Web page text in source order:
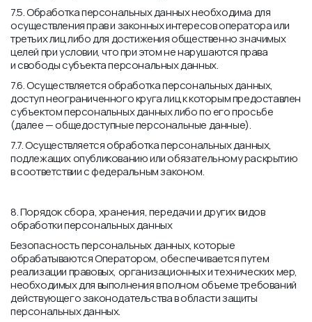
7.5. Обработка персональных данных необходима для
осуществления прав и законных интересов оператора или
третьих лиц либо для достижения общественно значимых
целей при условии, что при этом не нарушаются права
и свободы субъекта персональных данных.
7.6. Осуществляется обработка персональных данных,
доступ неограниченного круга лиц к которым предоставлен
субъектом персональных данных либо по его просьбе
(далее — общедоступные персональные данные).
7.7. Осуществляется обработка персональных данных,
подлежащих опубликованию или обязательному раскрытию
в соответствии с федеральным законом.
8. Порядок сбора, хранения, передачи и других видов
обработки персональных данных
Безопасность персональных данных, которые
обрабатываются Оператором, обеспечивается путем
реализации правовых, организационных и технических мер,
необходимых для выполнения в полном объеме требований
действующего законодательства в области защиты
персональных данных.